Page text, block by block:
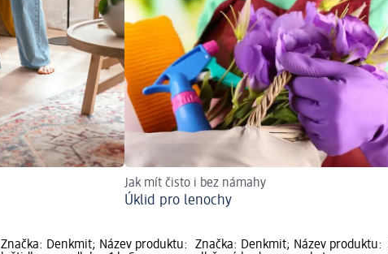
Jak mít čisto i bez námahy
Úklid pro lenochy
Značka: Denkmit; Název produktu:
Značka: Denkmit; Název produktu: